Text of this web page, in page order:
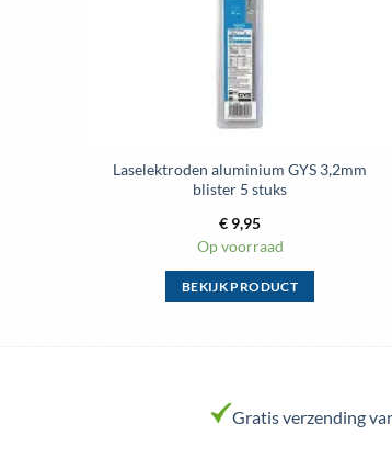
de
productpagina
Laselektroden aluminium GYS 3,2mm
blister 5 stuks
€ 9,95
Op voorraad
BEKIJK PRODUCT
variaties.
Gratis verzending